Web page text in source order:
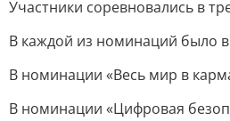
Участники соревновались в
В каждой из номинаций было
В номинации «Весь мир в
В номинации «Цифровая